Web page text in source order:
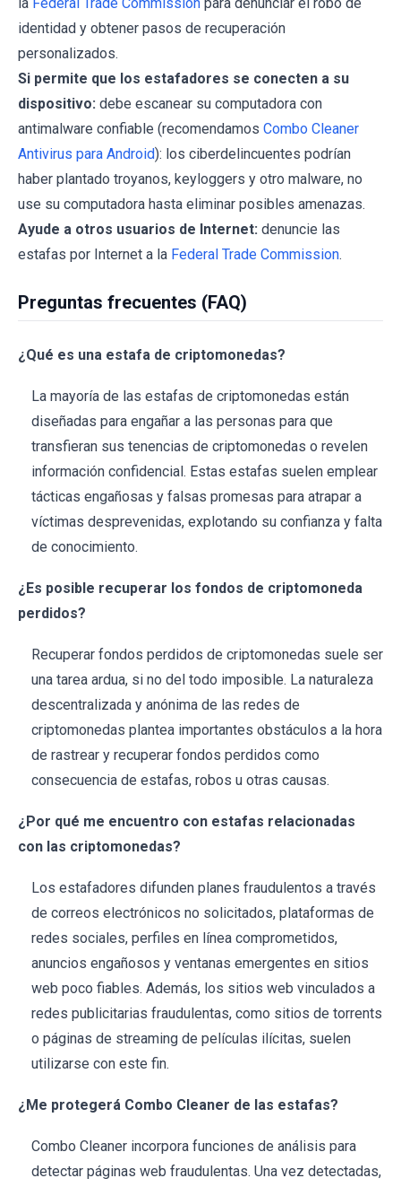
identidad y obtener pasos de recuperación
personalizados.
Si permite que los estafadores se conecten a su
dispositivo: debe escanear su computadora con
antimalware confiable (recomendamos Combo Cleaner
Antivirus para Android): los ciberdelincuentes podrían
haber plantado troyanos, keyloggers y otro malware, no
use su computadora hasta eliminar posibles amenazas.
Ayude a otros usuarios de Internet: denuncie las
estafas por Internet a la Federal Trade Commission.
Preguntas frecuentes (FAQ)
¿Qué es una estafa de criptomonedas?
La mayoría de las estafas de criptomonedas están
diseñadas para engañar a las personas para que
transfieran sus tenencias de criptomonedas o revelen
información confidencial. Estas estafas suelen emplear
tácticas engañosas y falsas promesas para atrapar a
víctimas desprevenidas, explotando su confianza y falta
de conocimiento.
¿Es posible recuperar los fondos de criptomoneda
perdidos?
Recuperar fondos perdidos de criptomonedas suele ser
una tarea ardua, si no del todo imposible. La naturaleza
descentralizada y anónima de las redes de
criptomonedas plantea importantes obstáculos a la hora
de rastrear y recuperar fondos perdidos como
consecuencia de estafas, robos u otras causas.
¿Por qué me encuentro con estafas relacionadas
con las criptomonedas?
Los estafadores difunden planes fraudulentos a través
de correos electrónicos no solicitados, plataformas de
redes sociales, perfiles en línea comprometidos,
anuncios engañosos y ventanas emergentes en sitios
web poco fiables. Además, los sitios web vinculados a
redes publicitarias fraudulentas, como sitios de torrents
o páginas de streaming de películas ilícitas, suelen
utilizarse con este fin.
¿Me protegerá Combo Cleaner de las estafas?
Combo Cleaner incorpora funciones de análisis para
detectar páginas web fraudulentas. Una vez detectadas,